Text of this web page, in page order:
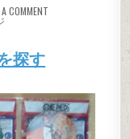
A COMMENT
探す